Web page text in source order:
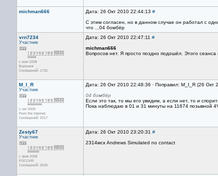
michman666 Дата: 26 Окт 2010 22:44:13 #
С этим согласен, но в данном случае он работал с
что ...04 бомбёр
vrn7234
Участник
с мая 2008
Воронеж
Сообщений: 1735
Дата: 26 Окт 2010 22:47:11 #
michman666
Вопросов нет. Я просто поздно подошёл. Этого
M_I_R
Участник
с окт 2009
From the Internet.
Сообщений: 2017
Дата: 26 Окт 2010 22:48:36 · Поправил: M_I_R (26 Окт
04 бомбёр
Если это так, то мы его увидим, а если нет, то и
Пока наблюдаю в 01 и 31 минуты на 11674 позывной
Zesty67
Участник
с фев 2008
РОССИЯ
Сообщений: 2530
Дата: 26 Окт 2010 23:20:31 #
2314мск Andrews Simulated no contact